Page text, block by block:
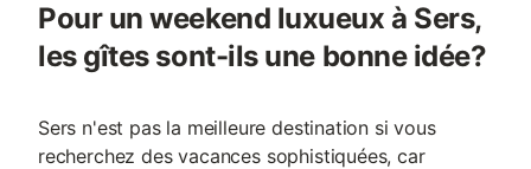
Pour un weekend luxueux à Sers,
les gîtes sont-ils une bonne idée?
Sers n'est pas la meilleure destination si vous
recherchez des vacances sophistiquées, car